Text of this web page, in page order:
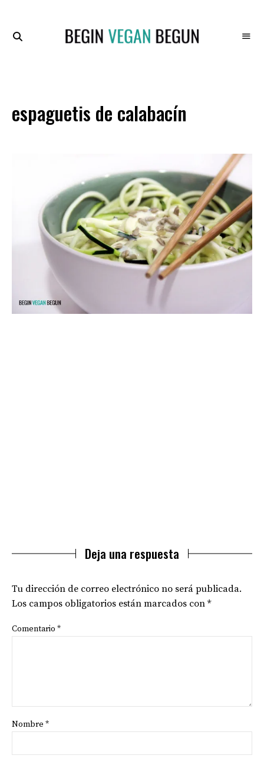
espaguetis de calabacín
Deja una respuesta
Tu dirección de correo electrónico no será publicada.
Los campos obligatorios están marcados con *
Comentario *
Nombre *